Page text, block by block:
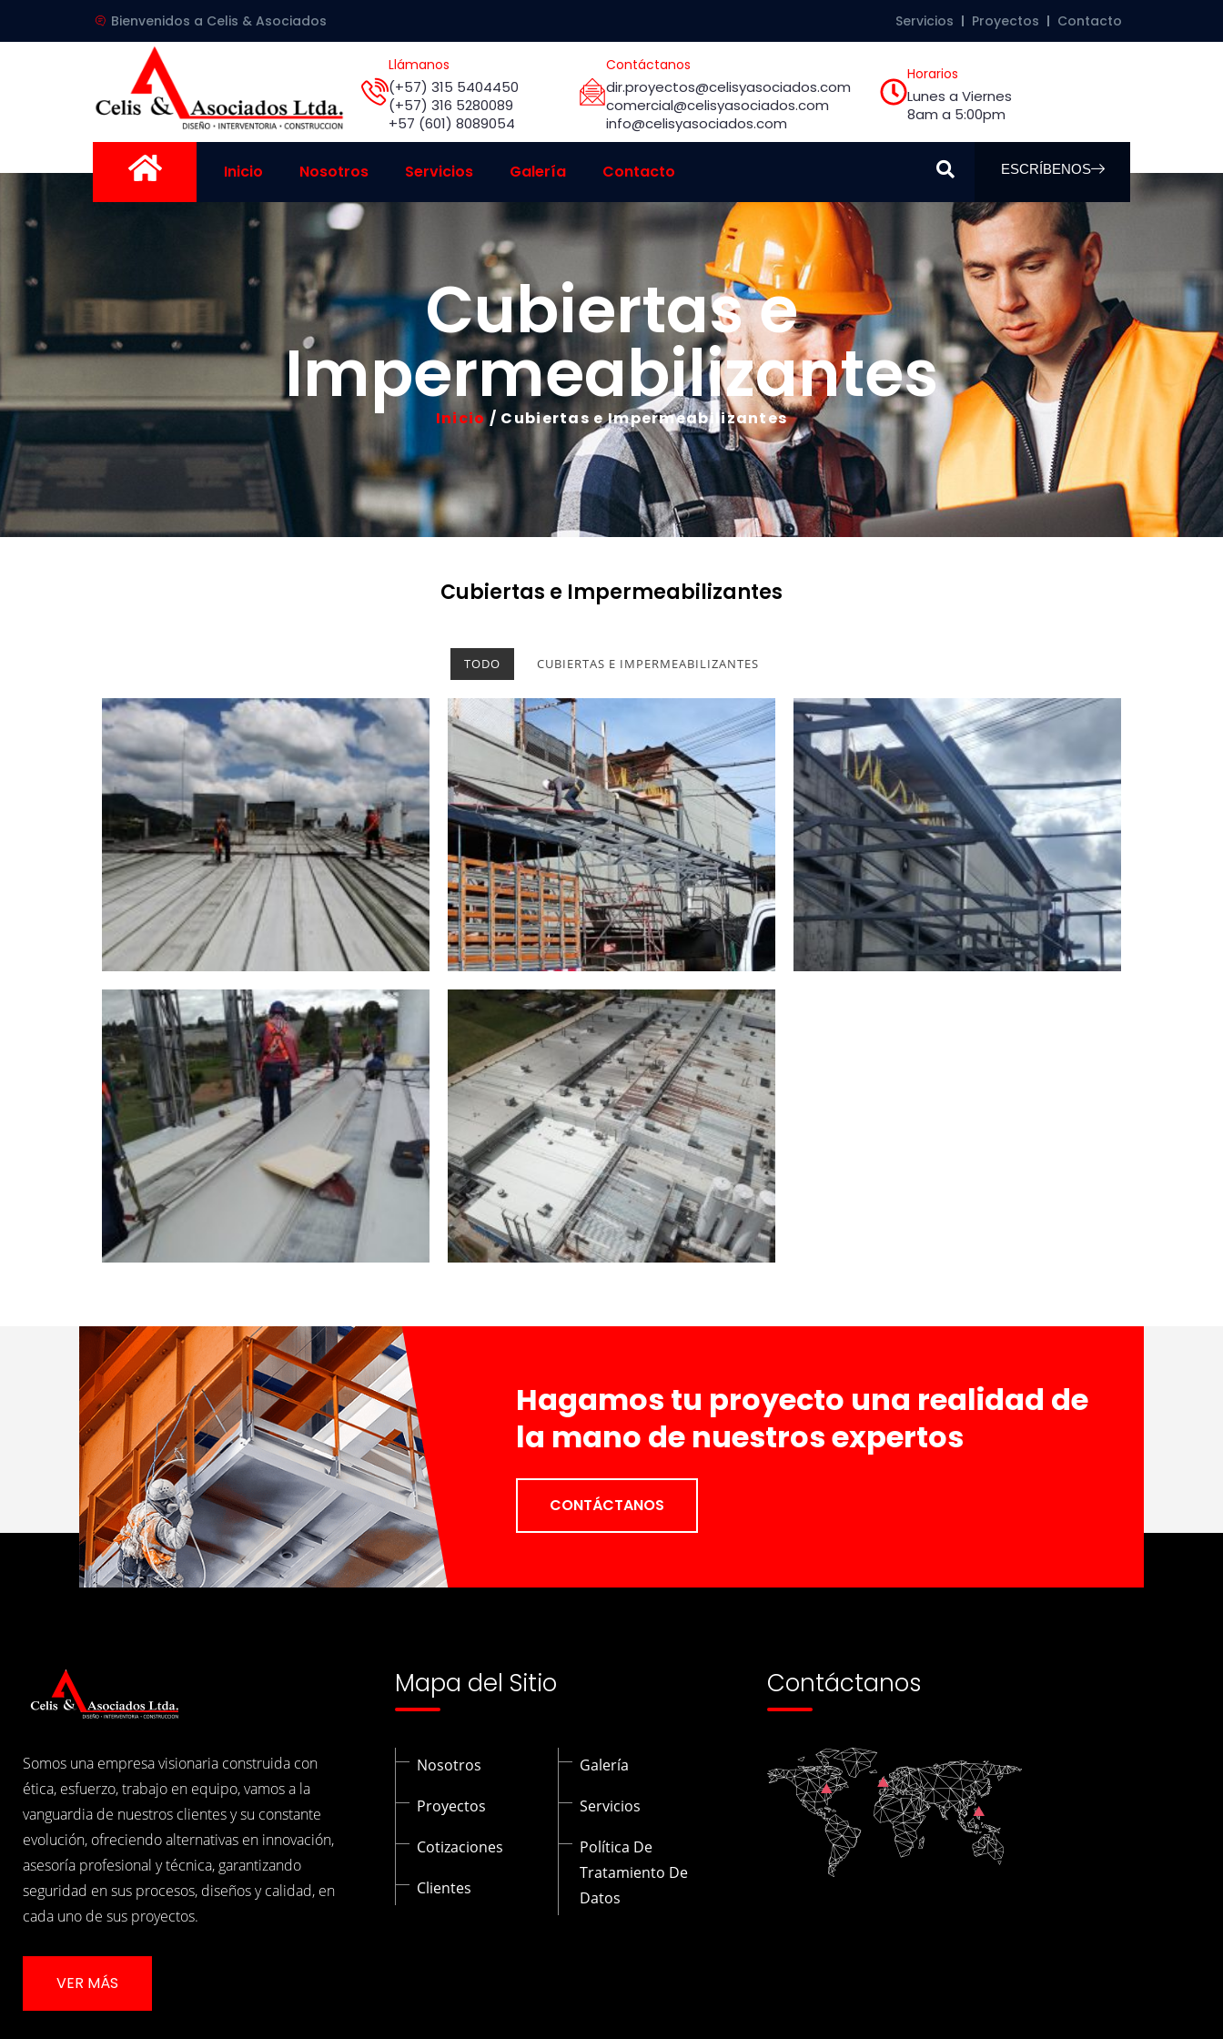
Bienvenidos a Celis & Asociados Servicios Proyectos Contacto
Llámanos
(+57) 315 5404450
(+57) 316 5280089
+57 (601) 8089054
Contáctanos
dir.proyectos@celisyasociados.com
comercial@celisyasociados.com
info@celisyasociados.com
Horarios
Lunes a Viernes
8am a 5:00pm
Inicio Nosotros Servicios Galería Contacto ESCRÍBENOS
Cubiertas e
Impermeabilizantes
Inicio/ Cubiertas e Impermeabilizantes
Cubiertas e Impermeabilizantes
TODO CUBIERTAS E IMPERMEABILIZANTES
Hagamos tu proyecto una realidad de
la mano de nuestros expertos
CONTÁCTANOS
Somos una empresa visionaria construida con
ética, esfuerzo, trabajo en equipo, vamos a la
vanguardia de nuestros clientes y su constante
evolución, ofreciendo alternativas en innovación,
asesoría profesional y técnica, garantizando
seguridad en sus procesos, diseños y calidad, en
cada uno de sus proyectos.
VER MÁS
Mapa del Sitio
Nosotros
Proyectos
Cotizaciones
Clientes
Galería
Servicios
Política De
Tratamiento De
Datos
Contáctanos